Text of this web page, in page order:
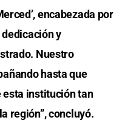
encabezada por
y
Nuestro
hasta que
esta institución tan
región”, concluyó.